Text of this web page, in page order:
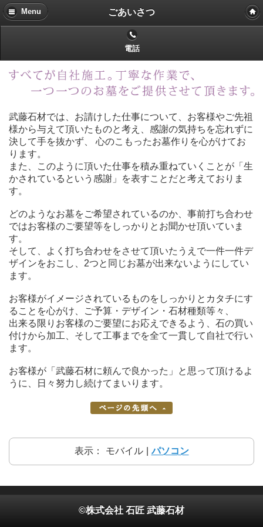
Menu ごあいさつ
電話
武藤石材では、お請けした仕事について、お客様やご先祖
様から与えて頂いたものと考え、感謝の気持ちを忘れずに
決して手を抜かず、 心のこもったお墓作りを心がけてお
ります。
また、このように頂いた仕事を積み重ねていくことが「生
かされているという感謝」を表すことだと考えておりま
す。
どのようなお墓をご希望されているのか、事前打ち合わせ
ではお客様のご要望等をしっかりとお聞かせ頂いていま
す。
そして、よく打ち合わせをさせて頂いたうえで一件一件デ
ザインをおこし、2つと同じお墓が出来ないようにしてい
ます。
お客様がイメージされているものをしっかりとカタチにす
ることを心がけ、ご予算・デザイン・石材種類等々、
出来る限りお客様のご要望にお応えできるよう、石の買い
付けから加工、そして工事までを全て一貫して自社で行い
ます。
お客様が「武藤石材に頼んで良かった」と思って頂けるよ
うに、日々努力し続けてまいります。
表示： モバイル パソコン
©株式会社 石匠 武藤石材